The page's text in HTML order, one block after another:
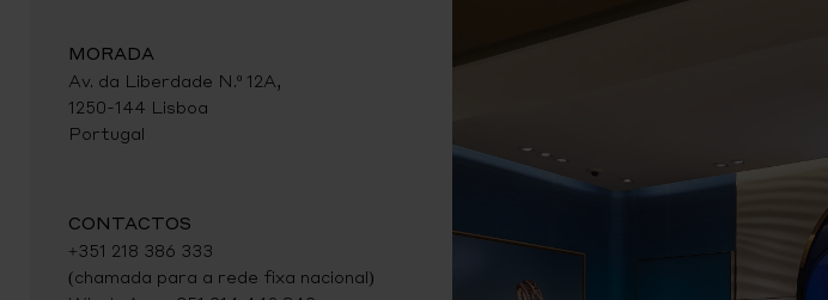
MORADA
Av. da Liberdade N.º 12A,
1250-144 Lisboa
Portugal
CONTACTOS
+351 218 386 333
(chamada para a rede fixa nacional)